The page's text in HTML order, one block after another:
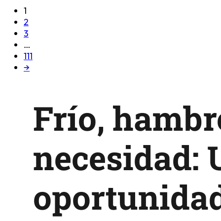
1
2
3
…
111
→
Frío,
necesidad: